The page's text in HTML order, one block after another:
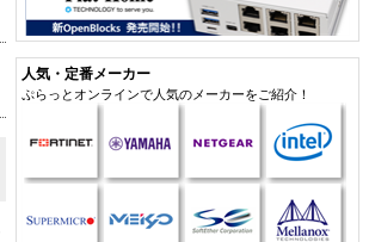
人気・定番メーカー
ぷらっとオンラインで人気のメーカーをご紹介！